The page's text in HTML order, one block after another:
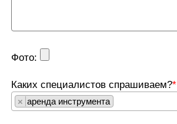
Фото:
Каких специалистов спрашиваем?*
× аренда инструмента